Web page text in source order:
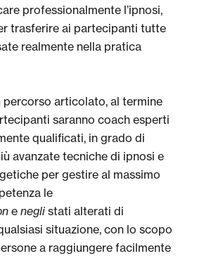
professionalmente l’ipnosi,
trasferire ai partecipanti tutte
realmente nella pratica
percorso articolato, al termine
saranno coach esperti
qualificati, in grado di
avanzate tecniche di ipnosi e
per gestire al massimo
le
eneglistati alterati di
situazione, con lo scopo
a raggiungere facilmente